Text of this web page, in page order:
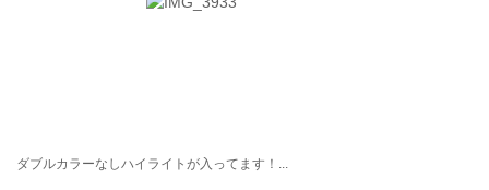
ダブルカラーなしハイライトが入ってます！...